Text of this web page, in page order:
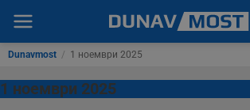
Dunavmost / 1 ноември 2025
1 ноември 2025